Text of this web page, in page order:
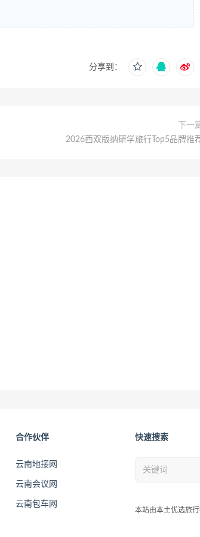
分享到：
下一
2026西双版纳研学旅行Top5品牌推
合作伙伴
云南地接网
云南会议网
云南包车网
快速搜索
本站由本土优选旅